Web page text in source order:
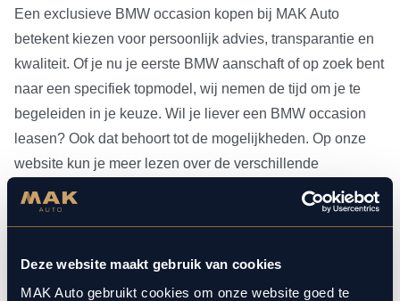
Deze website maakt gebruik van cookies
MAK Auto gebruikt cookies om onze website goed te
Een exclusieve BMW occasion kopen bij MAK Auto
betekent kiezen voor persoonlijk advies, transparantie en
kwaliteit. Of je nu je eerste BMW aanschaft of op zoek bent
naar een specifiek topmodel, wij nemen de tijd om je te
begeleiden in je keuze. Wil je liever een BMW occasion
leasen? Ook dat behoort tot de mogelijkheden. Op onze
website kun je meer lezen over de verschillende
leasevormen.
Heb je je BMW occasion eenmaal gevonden, dan kun je